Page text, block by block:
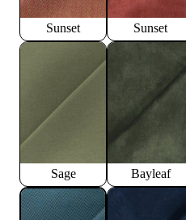
Sunset Sunset
Sage Bayleaf